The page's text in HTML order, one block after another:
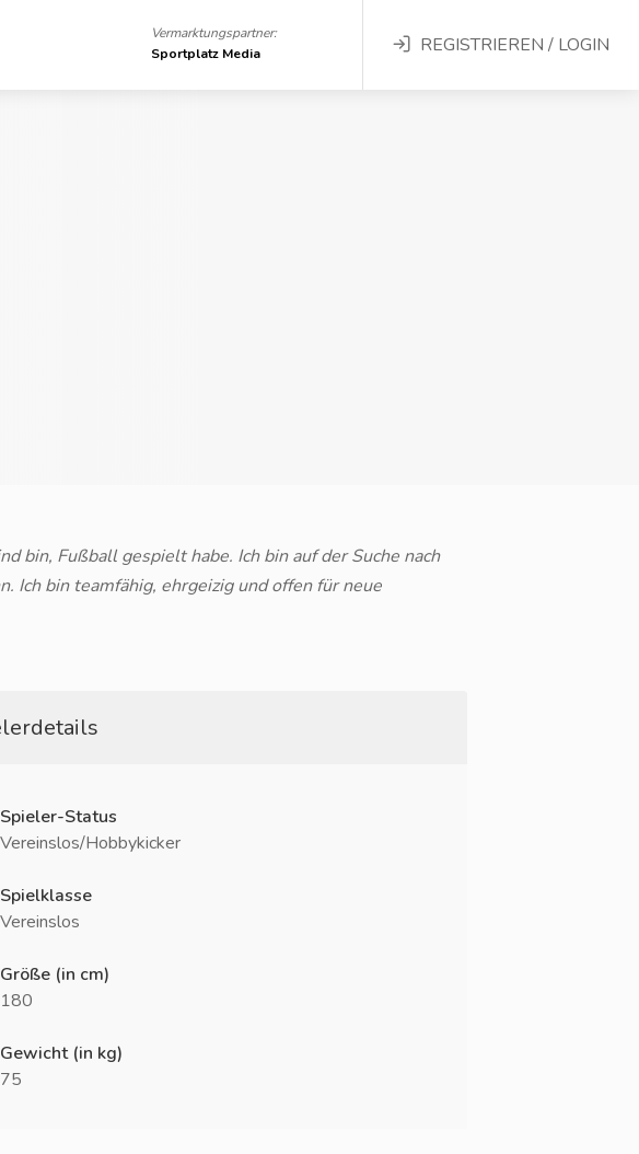
Vermarktungspartner:
Sportplatz Media
REGISTRIEREN / LOGIN
bin, Fußball gespielt habe. Ich bin auf der Suche nach
Ich bin teamfähig, ehrgeizig und offen für neue
Spieler-Status
Vereinslos/Hobbykicker
Spielklasse
Vereinslos
Größe (in cm)
180
Gewicht (in kg)
75